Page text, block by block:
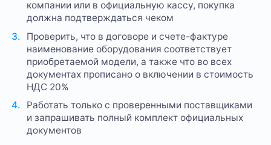
компании или в официальную кассу, покупка
должна подтверждаться чеком
Проверить, что в договоре и счете-фактуре
наименование оборудования соответствует
приобретаемой модели, а также что во всех
документах прописано о включении в стоимость
НДС 20%
Работать только с проверенными поставщиками
и запрашивать полный комплект официальных
документов